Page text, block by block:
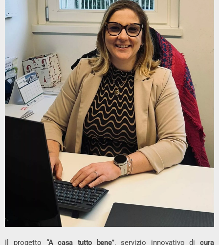
Il progetto “A casa tutto bene”, servizio innovativo dicura